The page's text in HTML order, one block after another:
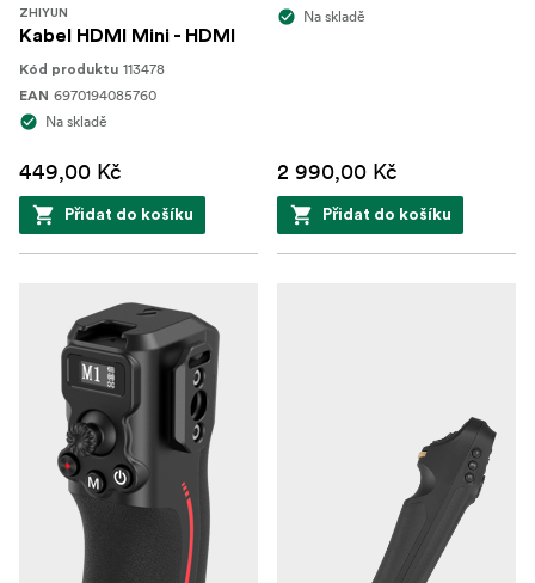
ZHIYUN
Kabel HDMI Mini - HDMI
Kód produktu 113478
EAN 6970194085760
Na skladě
449,00 Kč
Přidat do košíku
Na skladě
2 990,00 Kč
Přidat do košíku